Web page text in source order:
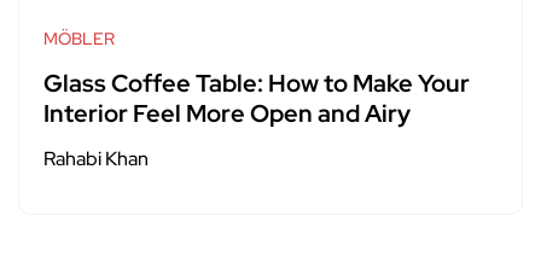
MÖBLER
Glass Coffee Table: How to Make Your
Interior Feel More Open and Airy
Rahabi Khan